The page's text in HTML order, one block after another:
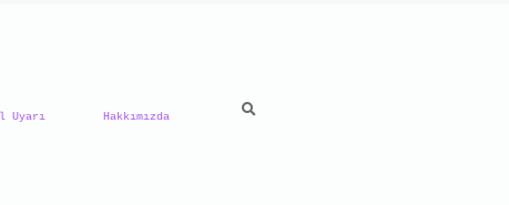
Uyarı Hakkımızda